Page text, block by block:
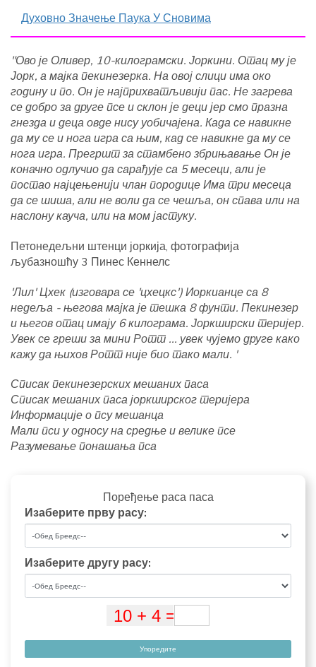
Духовно Значење Паука У Сновима
"Ово је Оливер, 10-килограмски. Јоркини. Отац му је
Јорк, а мајка пекинезерка. На овој слици има око
годину и по. Он је најприхватљивији пас. Не загрева
се добро за друге псе и склон је деци јер смо празна
гнезда и деца овде нису уобичајена. Када се навикне
да му се и нога игра са њим, кад се навикне да му се
нога игра. Прегршт за стамбено збрињавање Он је
коначно одлучио да сарађује са 5 месеци, али је
постао најцењенији члан породице Има три месеца
да се шиша, али не воли да се чешља, он спава или на
наслону кауча, или на мом јастуку.
Петонедељни штенци јоркија, фотографија
љубазношћу 3 Пинес Кеннелс
'Лил' Цхек (изговара се 'цхецкс') Иоркианце са 8
недеља - његова мајка је тешка 8 фунти. Пекинезер
и његов отац имају 6 килограма. Јоркширски теријер.
Увек се греши за мини Ротт ... увек чујемо друге како
кажу да њихов Ротт није био тако мали. '
Списак пекинезерских мешаних паса
Списак мешаних паса јоркширског теријера
Информације о псу мешанца
Мали пси у односу на средње и велике псе
Разумевање понашања пса
Поређење раса паса
Изаберите прву расу:
Изаберите другу расу:
Упоредите